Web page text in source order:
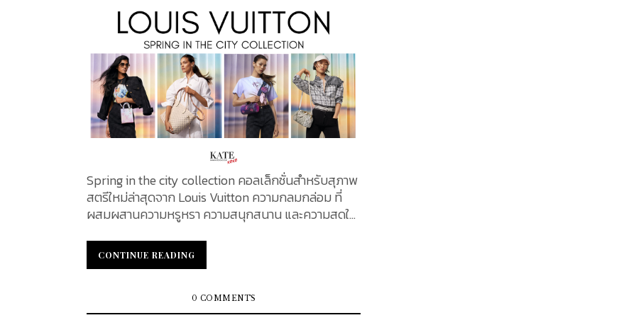
Spring in the city collection คอลเล็กชั่นสำหรับสุภาพ
สตรีใหม่ล่าสุดจาก Louis Vuitton ความกลมกล่อม ที่
ผสมผสานความหรูหรา ความสนุกสนาน และความสดใส
แสงแดดที่สาดส่องในเมืองอันเจิดจ้า ในครั้งนี้ Maison
สุดหรูจะพาคุณไปพบกับความหมายของฤดูใบไม้ผลิ ที่
ดวงอาทิตย์อย่างไม่รู้เบื่อ...
CONTINUE READING
CONTINUE READING
0 COMMENTS